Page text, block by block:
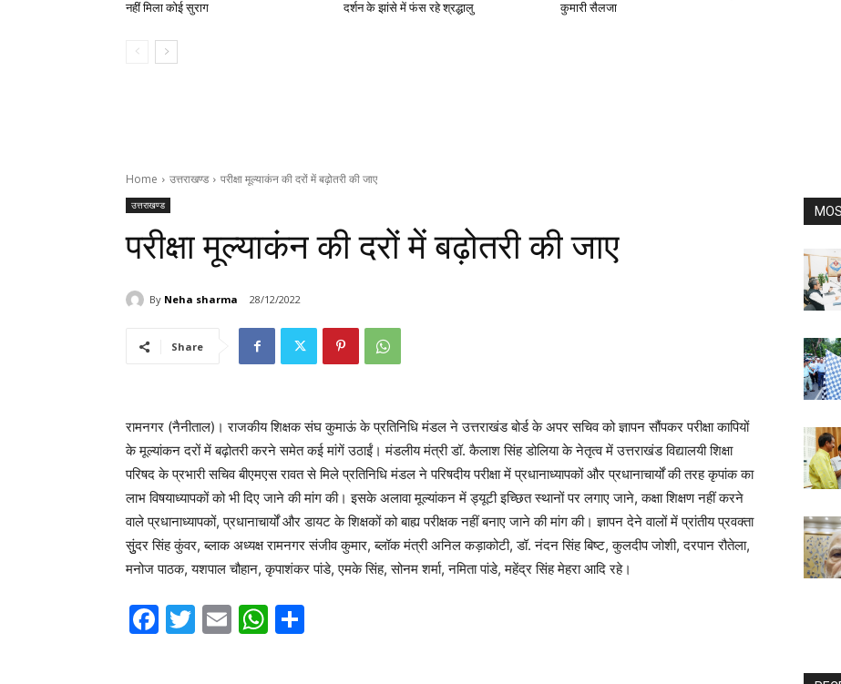
नहीं मिला कोई सुराग
दर्शन के झांसे में फंस रहे श्रद्धालु
कुमारी सैलजा